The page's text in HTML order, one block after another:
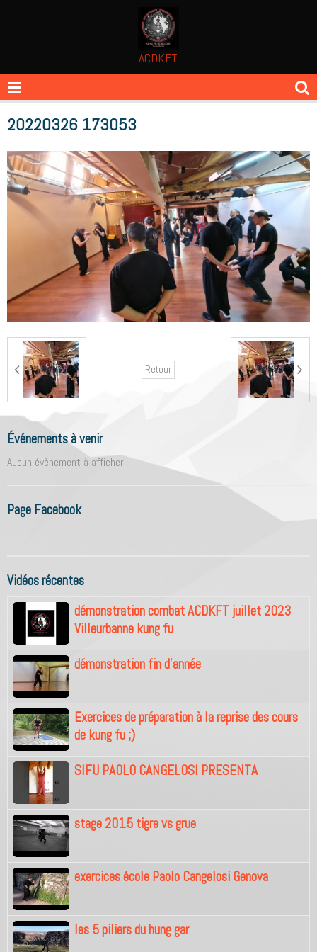
ACDKFT
20220326 173053
Retour
Événements à venir
Aucun évènement à afficher.
Page Facebook
Vidéos récentes
démonstration combat ACDKFT juillet 2023
Villeurbanne kung fu
démonstration fin d'année
Exercices de préparation à la reprise des cours
de kung fu ;)
SIFU PAOLO CANGELOSI PRESENTA
stage 2015 tigre vs grue
exercices école Paolo Cangelosi Genova
les 5 piliers du hung gar